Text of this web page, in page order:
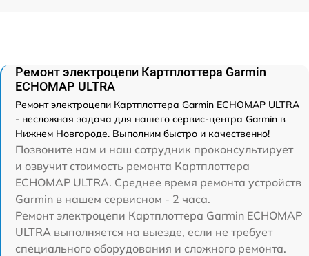
Ремонт электроцепи Картплоттера Garmin
ECHOMAP ULTRA
Ремонт электроцепи Картплоттера Garmin ECHOMAP ULTRA
- несложная задача для нашего сервис-центра Garmin в
Нижнем Новгороде. Выполним быстро и качественно!
Позвоните нам и наш сотрудник проконсультирует
и озвучит стоимость ремонта Картплоттера
ECHOMAP ULTRA. Среднее время ремонта устройств
Garmin в нашем сервисном - 2 часа.
Ремонт электроцепи Картплоттера Garmin ECHOMAP
ULTRA выполняется на выезде, если не требует
специального оборудования и сложного ремонта.